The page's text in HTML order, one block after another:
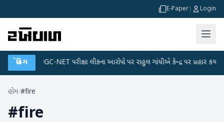
E-Paper Login
બ્રેકિંગ
● UGC-NET પરીક્ષા લીકના આરોપો પર રાહુલ ગાંધીએ કેન્દ્ર પર પ્રહાર કર્યા ●
હોમ/#fire
#fire